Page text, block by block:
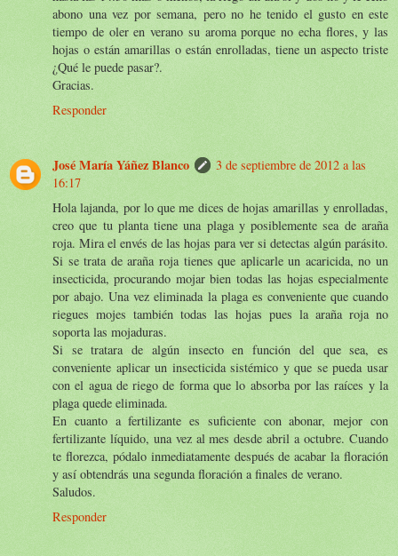
abono una vez por semana, pero no he tenido el gusto en este
tiempo de oler en verano su aroma porque no echa flores, y las
hojas o están amarillas o están enrolladas, tiene un aspecto triste
¿Qué le puede pasar?.
Gracias.
Responder
José María Yáñez Blanco
3 de septiembre de 2012 a las
16:17
Hola lajanda, por lo que me dices de hojas amarillas y enrolladas,
creo que tu planta tiene una plaga y posiblemente sea de araña
roja. Mira el envés de las hojas para ver si detectas algún parásito.
Si se trata de araña roja tienes que aplicarle un acaricida, no un
insecticida, procurando mojar bien todas las hojas especialmente
por abajo. Una vez eliminada la plaga es conveniente que cuando
riegues mojes también todas las hojas pues la araña roja no
soporta las mojaduras.
Si se tratara de algún insecto en función del que sea, es
conveniente aplicar un insecticida sistémico y que se pueda usar
con el agua de riego de forma que lo absorba por las raíces y la
plaga quede eliminada.
En cuanto a fertilizante es suficiente con abonar, mejor con
fertilizante líquido, una vez al mes desde abril a octubre. Cuando
te florezca, pódalo inmediatamente después de acabar la floración
y así obtendrás una segunda floración a finales de verano.
Saludos.
Responder